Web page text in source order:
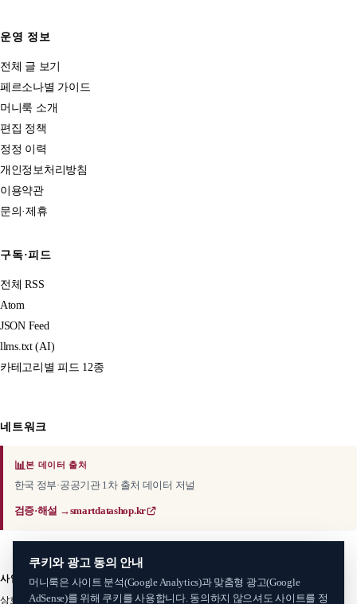
운영 정보
전체 글 보기
페르소나별 가이드
머니룩 소개
편집 정책
정정 이력
개인정보처리방침
이용약관
문의·제휴
구독·피드
전체 RSS
Atom
JSON Feed
llms.txt (AI)
카테고리별 피드 12종
네트워크
📊본 데이터 출처
한국 정부·공공기관 1차 출처 데이터 저널
검증·해설 →smartdatashop.kr
사업자 정보
상호: 스마트데이터샵 · 서비스명: 머니룩 (MoneyLook)대표: 김준혁
쿠키와 광고 동의 안내
머니룩은 사이트 분석(Google Analytics)과 맞춤형 광고(Google
AdSense)를 위해 쿠키를 사용합니다. 동의하지 않으셔도 사이트를 정